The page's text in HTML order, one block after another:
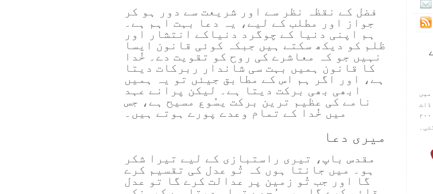
فضل کے نقظہ نظر سے اور شریعت سے دور ہو کر
جواز اور مطلب کے لیے، یہ دعا بہت اہم ہے۔
ہم اپنی دنیا کے چوگرد دنیاکے انتشار اور
ظلم کو دیکھ سکتے ہیں جبکہ کوئی قانون ایسا
نہیں جو کہ معاشرے کی روح کو تقویت دے۔ خُدا
کا قانون ہمیں بہت سی شاندار ربرکات دیتا
ہے، اور اگر ہم اس کے مطابق جیئں تو یہ ہمیں
ابھی بھی برکت دیتا ہے۔ لیکن پرانے عہد
نامے کی عظیم ترین برکت یسُوع مسیح ہے، جس
میں خُدا کے تمام وعدے پورے ہوتے ہیں۔
میری دعا
مقدس باپ، تیری راستبازی کے لیے تیرا شکر
ہو۔ میں جانتا ہوں کہ تُو عدل کی تقسیم کرے
گا اور جب تُو زمین پر عدالت کرے گا تو عدل
میں
ڈاٹ
میں بین سٹیڈ نے شروع کی اور۲۰۰۰